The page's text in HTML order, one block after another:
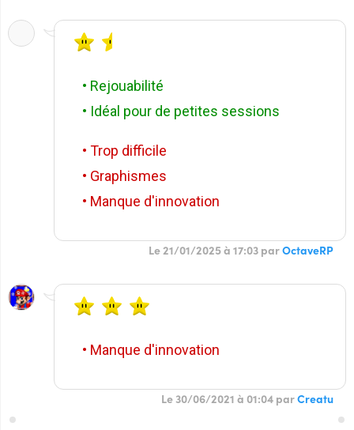
• Rejouabilité
• Idéal pour de petites sessions
• Trop difficile
• Graphismes
• Manque d'innovation
Le 21/01/2025 à 17:03 parOctaveRP
• Manque d'innovation
Le 30/06/2021 à 01:04 parCreatu